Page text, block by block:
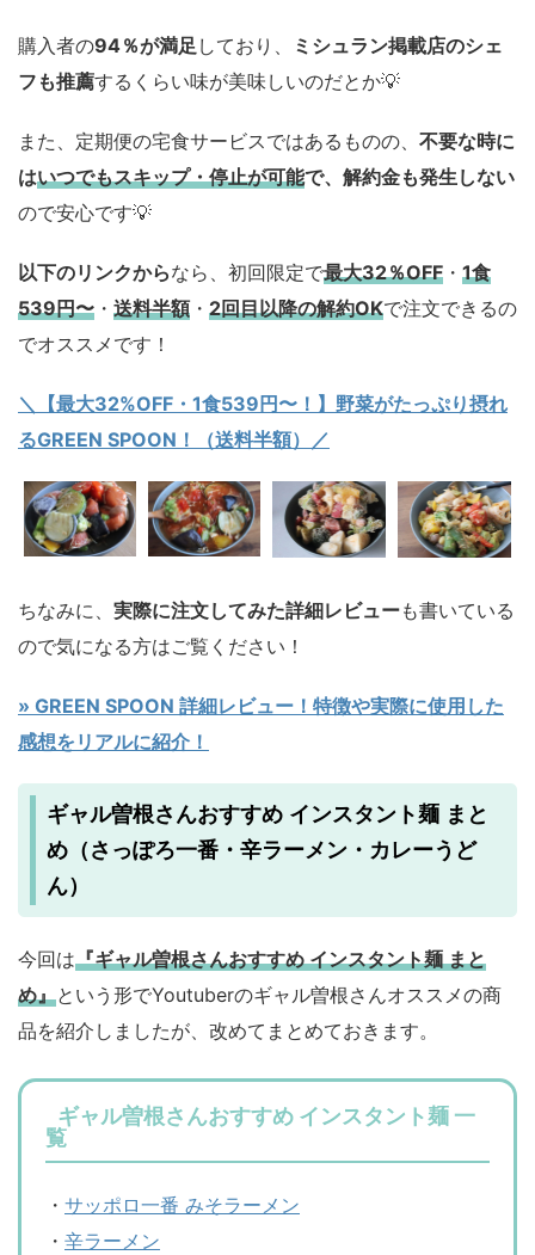
購入者の94％が満足しており、
ミシュラン掲載店のシェ
フも推薦するくらい味が美味しいのだとか💡
また、定期便の宅食サービスではあるものの、 不要な時に
はいつでもスキップ・停止が可能で、解約金も発生しない
ので安心です💡
以下のリンクからなら、初回限定で最大32％OFF ・ 1食
539円〜 ・ 送料半額・ 2回目以降の解約OKで注文できるの
でオススメです！
＼【最大32%OFF・1食539円〜！】野菜がたっぷり摂れ
るGREEN SPOON！（送料半額）／
ちなみに、 実際に注文してみた詳細レビューも書いている
ので気になる方はご覧ください！
» GREEN SPOON 詳細レビュー！特徴や実際に使用した
感想をリアルに紹介！
ギャル曽根さんおすすめ インスタント麺 まと
め（さっぽろ一番・辛ラーメン・カレーうど
ん）
今回は『ギャル曽根さんおすすめ インスタント麺 まと
め』という形でYoutuberのギャル曽根さんオススメの商
品を紹介しましたが、改めてまとめておきます。
ギャル曽根さんおすすめ インスタント麺 一
覧
・ サッポロ一番 みそラーメン
・ 辛ラーメン